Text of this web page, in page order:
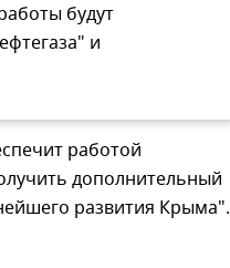
будут
и
работой
дополнительный
развития Крыма".